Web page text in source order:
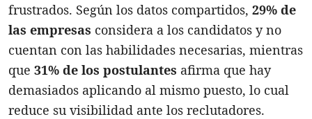
frustrados. Según los datos compartidos, 29% de
las empresas considera a los candidatos y no
cuentan con las habilidades necesarias, mientras
que 31% de los postulantes afirma que hay
demasiados aplicando al mismo puesto, lo cual
reduce su visibilidad ante los reclutadores.